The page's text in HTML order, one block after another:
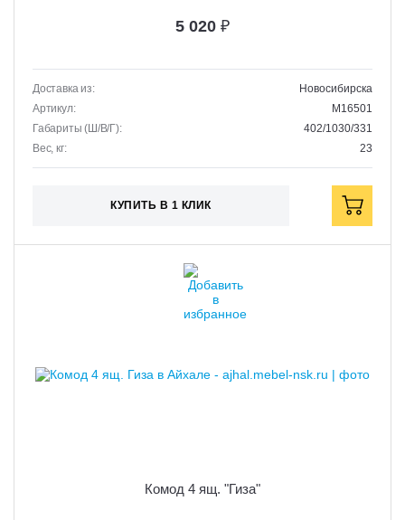
5 020 ₽
Доставка из:
Новосибирска
Артикул:
M16501
Габариты (Ш/В/Г):
402/1030/331
Вес, кг:
23
КУПИТЬ В 1 КЛИК
Комод 4 ящ. "Гиза"